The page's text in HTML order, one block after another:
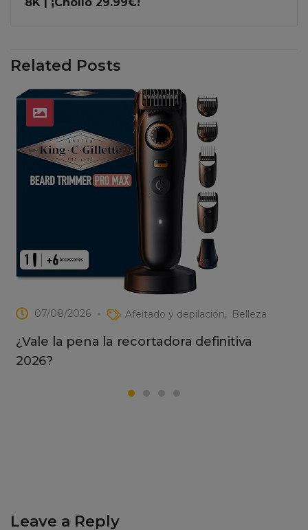
Related Posts
07/08/2026 Afeitado y depilación Belleza
¿Vale la pena la recortadora definitiva
2026?
Leave a Reply